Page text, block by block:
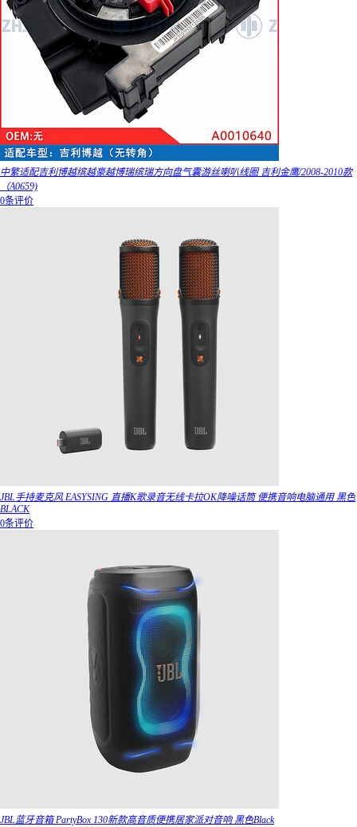
中繁适配吉利博越缤越豪越博瑞缤瑞方向盘气囊游丝喇叭线圈 吉利金鹰/2008-2010款
（A0659)
0条评价
JBL手持麦克风 EASYSING 直播K歌录音无线卡拉OK降噪话筒 便携音响电脑通用 黑色
BLACK
0条评价
JBL蓝牙音箱 PartyBox 130新款高音质便携居家派对音响 黑色Black